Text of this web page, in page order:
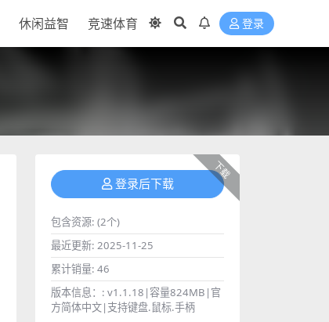
休闲益智 竞速体育 登录
下载
登录后下载
包含资源: (2个)
最近更新: 2025-11-25
累计销量: 46
版本信息：: v1.1.18|容量824MB|官
方简体中文|支持键盘.鼠标.手柄